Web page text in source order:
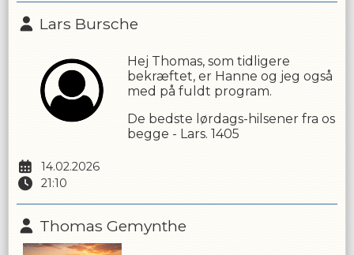
Lars Bursche
14.02.2026
21:10
Hej Thomas, som tidligere
bekræftet, er Hanne og jeg også
med på fuldt program.
De bedste lørdags-hilsener fra os
begge - Lars. 1405
Thomas Gemynthe